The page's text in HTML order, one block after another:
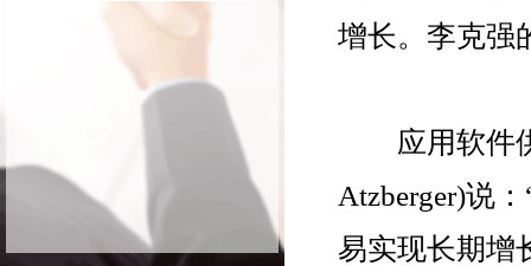
增长。李克强
应用软件
Atzberger)说
易实现长期增